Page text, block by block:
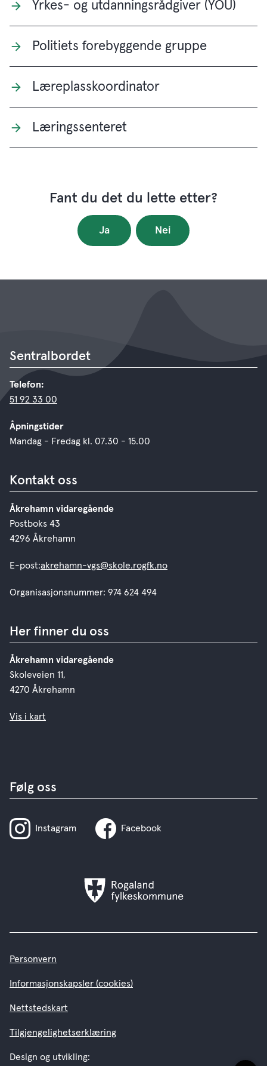
Yrkes- og utdanningsrådgiver (YOU)
Politiets forebyggende gruppe
Læreplasskoordinator
Læringssenteret
Fant du det du lette etter?
Ja Nei
Sentralbordet
Telefon:
51 92 33 00
Åpningstider
Mandag - Fredag kl. 07.30 - 15.00
Kontakt oss
Åkrehamn vidaregående
Postboks 43
4296 Åkrehamn
E-post:akrehamn-vgs@skole.rogfk.no
Organisasjonsnummer: 974 624 494
Her finner du oss
Åkrehamn vidaregående
Skoleveien 11,
4270 Åkrehamn
Vis i kart
Følg oss
Instagram Facebook
Rogaland
fylkeskommune
Personvern
Informasjonskapsler (cookies)
Nettstedskart
Tilgjengelighetserklæring
Design og utvikling: